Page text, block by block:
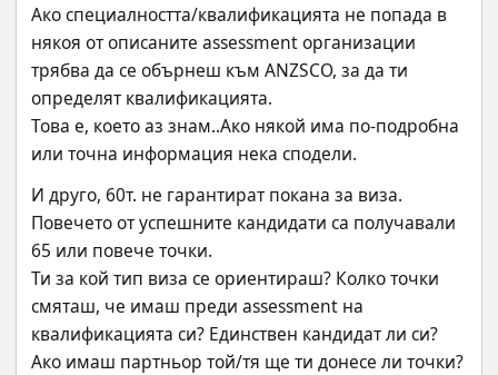
Ако специалността/квалификацията не попада в
някоя от описаните assessment организации
трябва да се обърнеш към ANZSCO, за да ти
определят квалификацията.
Това е, което аз знам..Ако някой има по-подробна
или точна информация нека сподели.
И друго, 60т. не гарантират покана за виза.
Повечето от успешните кандидати са получавали
65 или повече точки.
Ти за кой тип виза се ориентираш? Колко точки
смяташ, че имаш преди assessment на
квалификацията си? Единствен кандидат ли си?
Ако имаш партньор той/тя ще ти донесе ли точки?